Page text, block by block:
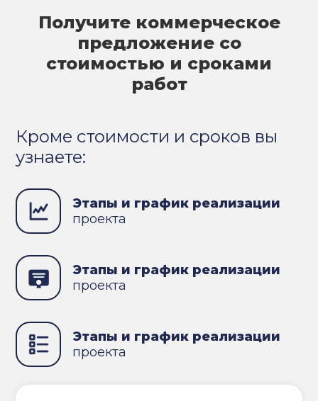
Получите коммерческое
предложение со
стоимостью и сроками
работ
Кроме стоимости и сроков вы
узнаете:
Этапы и график реализации
проекта
Этапы и график реализации
проекта
Этапы и график реализации
проекта